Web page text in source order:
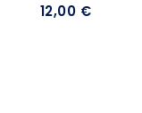
12,00 €